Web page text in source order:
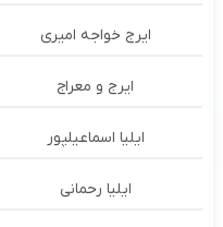
ایرج خواجه امیری
ایرج و معراج
ایلیا اسماعیلپور
ایلیا رحمانی